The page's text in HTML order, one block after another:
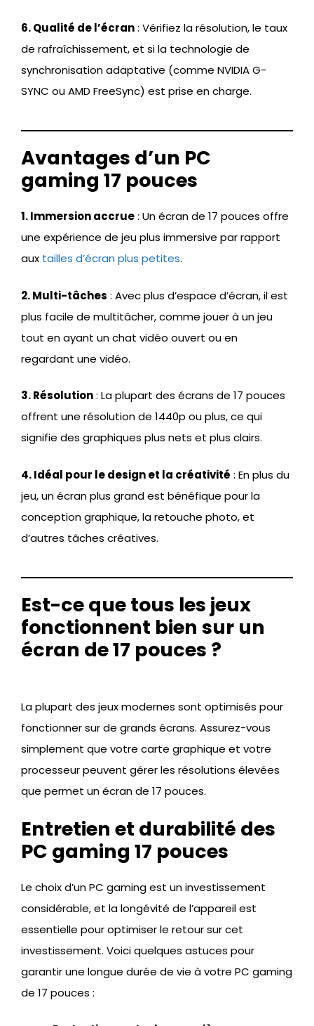
6. Qualité de l’écran: Vérifiez la résolution, le taux
de rafraîchissement, et si la technologie de
synchronisation adaptative (comme NVIDIA G-
SYNC ou AMD FreeSync) est prise en charge.
Avantages d’un PC
gaming 17 pouces
1. Immersion accrue: Un écran de 17 pouces offre
une expérience de jeu plus immersive par rapport
aux tailles d’écran plus petites.
2. Multi-tâches : Avec plus d’espace d’écran, il est
plus facile de multitâcher, comme jouer à un jeu
tout en ayant un chat vidéo ouvert ou en
regardant une vidéo.
3. Résolution: La plupart des écrans de 17 pouces
offrent une résolution de 1440p ou plus, ce qui
signifie des graphiques plus nets et plus clairs.
4. Idéal pour le design et la créativité : En plus du
jeu, un écran plus grand est bénéfique pour la
conception graphique, la retouche photo, et
d’autres tâches créatives.
Est-ce que tous les jeux
fonctionnent bien sur un
écran de 17 pouces ?
La plupart des jeux modernes sont optimisés pour
fonctionner sur de grands écrans. Assurez-vous
simplement que votre carte graphique et votre
processeur peuvent gérer les résolutions élevées
que permet un écran de 17 pouces.
Entretien et durabilité des
PC gaming 17 pouces
Le choix d’un PC gaming est un investissement
considérable, et la longévité de l’appareil est
essentielle pour optimiser le retour sur cet
investissement. Voici quelques astuces pour
garantir une longue durée de vie à votre PC gaming
de 17 pouces :